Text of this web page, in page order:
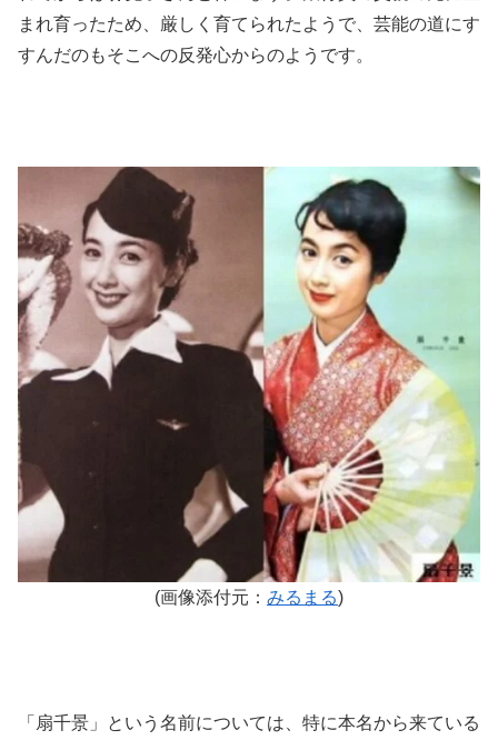
まれ育ったため、厳しく育てられたようで、芸能の道にす
すんだのもそこへの反発心からのようです。
(画像添付元： みるまる)
「扇千景」という名前については、特に本名から来ている